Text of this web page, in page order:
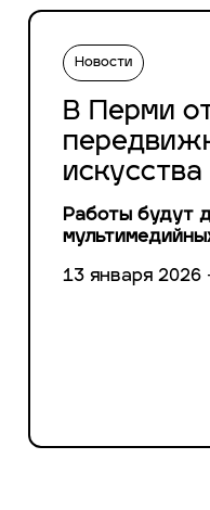
Новости
В Перми
искусства
Работы будут
13 января 2026